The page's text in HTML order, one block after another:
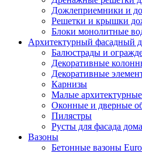
Дожлеприемники и
Решетки и крышки
Блоки монолитные
Архитектурный фасадный
Балюстрады и
Декоративные
Декоративные
Карнизы
Малые
Оконные и дверные
Пилястры
Русты для фасада дома
Вазоны
Бетонные вазоны